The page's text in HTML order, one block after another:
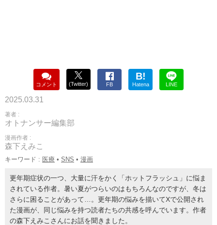
コメント (Twitter) FB
B!
Hatena LINE
2025.03.31
著者 :
オトナンサー編集部
漫画作者 :
森下えみこ
キーワード : 医療 • SNS • 漫画
更年期症状の一つ、大量に汗をかく「ホットフラッシュ」に悩ま
されている作者。暑い夏がつらいのはもちろんなのですが、冬は
さらに困ることがあって…。更年期の悩みを描いてXで公開され
た漫画が、同じ悩みを持つ読者たちの共感を呼んでいます。作者
の森下えみこさんにお話を聞きました。